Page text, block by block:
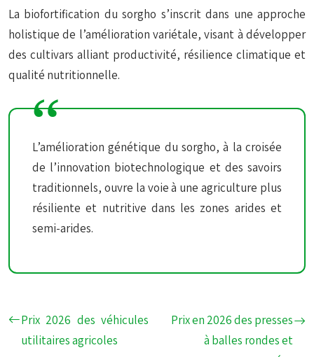
La biofortification du sorgho s’inscrit dans une approche
holistique de l’amélioration variétale, visant à développer
des cultivars alliant productivité, résilience climatique et
qualité nutritionnelle.
L’amélioration génétique du sorgho, à la croisée
de l’innovation biotechnologique et des savoirs
traditionnels, ouvre la voie à une agriculture plus
résiliente et nutritive dans les zones arides et
semi-arides.
Prix 2026 des véhicules
utilitaires agricoles
Prix en 2026 des presses
à balles rondes et